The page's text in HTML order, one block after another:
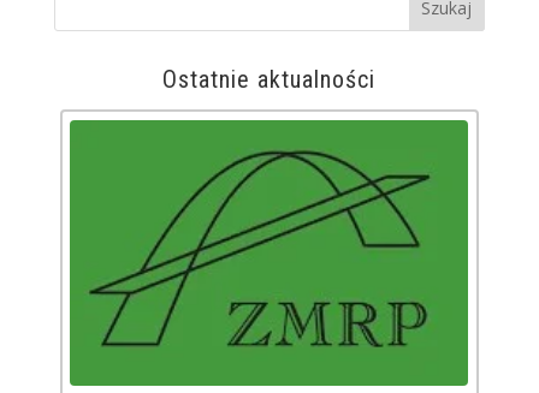
Ostatnie aktualności